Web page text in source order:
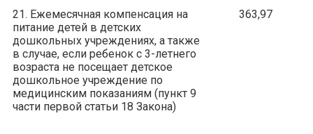
21. Ежемесячная компенсация на
питание детей в детских
дошкольных учреждениях, а также
в случае, если ребенок с 3-летнего
возраста не посещает детское
дошкольное учреждение по
медицинским показаниям (пункт 9
части первой статьи 18 Закона)
363,97